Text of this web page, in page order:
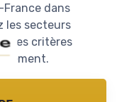
dans
les secteurs
les critères